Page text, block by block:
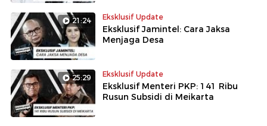
21:24 Eksklusif Update
Eksklusif Jamintel: Cara Jaksa
Menjaga Desa
25:29 Eksklusif Update
Eksklusif Menteri PKP: 141 Ribu
Rusun Subsidi di Meikarta